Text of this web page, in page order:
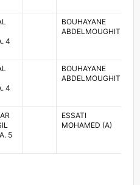
4
BOUHAYANE
ABDELMOUGHIT
4
BOUHAYANE
ABDELMOUGHIT
5
ESSATI
MOHAMED (A)